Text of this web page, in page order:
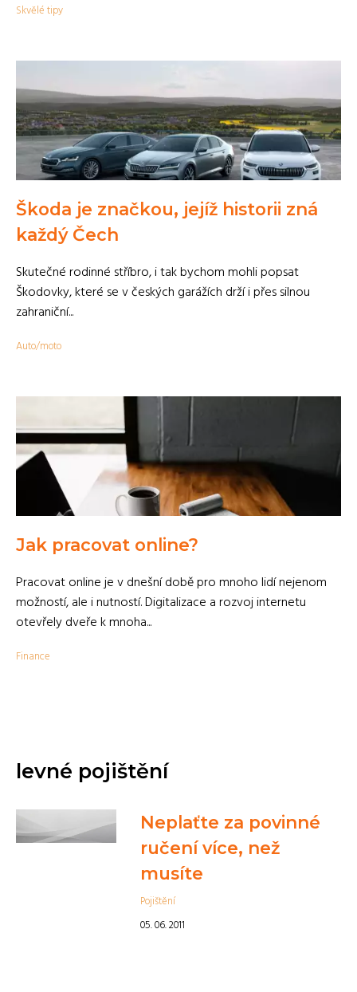
Skvělé tipy
Škoda je značkou, jejíž historii zná
každý Čech
Skutečné rodinné stříbro, i tak bychom mohli popsat
Škodovky, které se v českých garážích drží i přes silnou
zahraniční...
Auto/moto
Jak pracovat online?
Pracovat online je v dnešní době pro mnoho lidí nejenom
možností, ale i nutností. Digitalizace a rozvoj internetu
otevřely dveře k mnoha...
Finance
levné pojištění
Neplaťte za povinné
ručení více, než
musíte
Pojištění
05. 06. 2011